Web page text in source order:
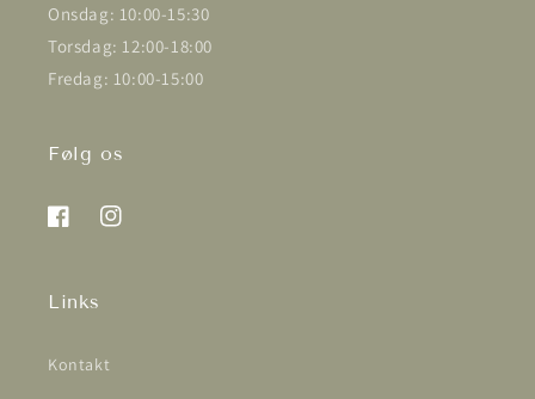
Onsdag: 10:00-15:30
Torsdag: 12:00-18:00
Fredag: 10:00-15:00
Følg os
FacebookInstagram
Links
Kontakt